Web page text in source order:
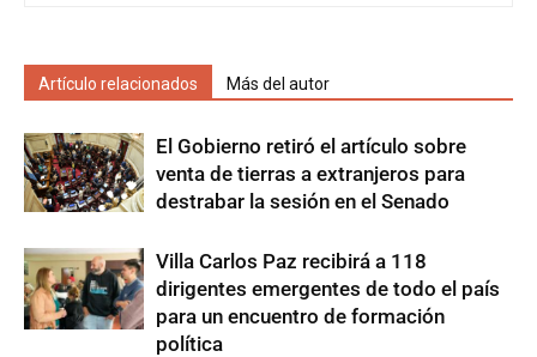
Artículo relacionados Más del autor
El Gobierno retiró el artículo sobre
venta de tierras a extranjeros para
destrabar la sesión en el Senado
Villa Carlos Paz recibirá a 118
dirigentes emergentes de todo el país
para un encuentro de formación
política